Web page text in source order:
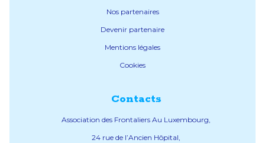
Nos partenaires
Devenir partenaire
Mentions légales
Cookies
Contacts
Association des Frontaliers Au Luxembourg,
24 rue de l’Ancien Hôpital,